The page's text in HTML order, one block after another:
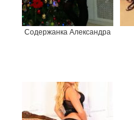
Содержанка Александра